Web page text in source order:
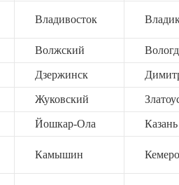
Владивосток
Волжский
Дзержинск
Жуковский
Йошкар-Ола Казань
Камышин